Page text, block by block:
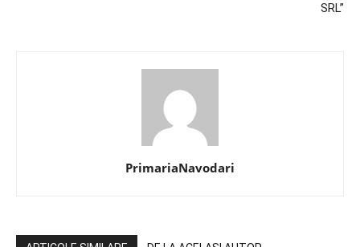
SRL”
PrimariaNavodari